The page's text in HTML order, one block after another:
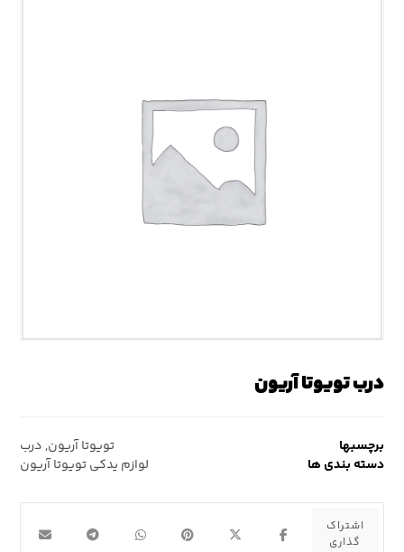
درب تویوتا آریون
برچسبها تویوتا آریون, درب
دسته بندی ها
لوازم یدکی تویوتا آریون